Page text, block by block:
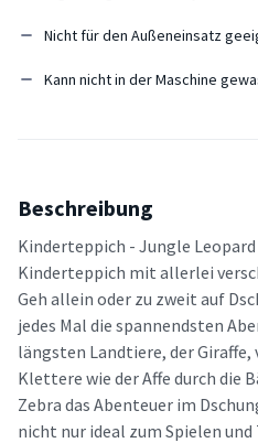
Nicht für den Außeneinsatz
Kann nicht in der Maschine
Beschreibung
Kinderteppich - Jungle
Kinderteppich mit allerlei
Geh allein oder zu zweit auf
jedes Mal die spannendsten
längsten Landtiere, der
Klettere wie der Affe durch die
Zebra das Abenteuer im
nicht nur ideal zum Spielen